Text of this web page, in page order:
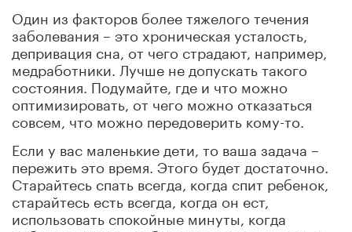
Один из факторов более тяжелого течения
заболевания – это хроническая усталость,
депривация сна, от чего страдают, например,
медработники. Лучше не допускать такого
состояния. Подумайте, где и что можно
оптимизировать, от чего можно отказаться
совсем, что можно передоверить кому-то.
Если у вас маленькие дети, то ваша задача –
пережить это время. Этого будет достаточно.
Старайтесь спать всегда, когда спит ребенок,
старайтесь есть всегда, когда он ест,
использовать спокойные минуты, когда